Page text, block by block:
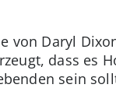
von Daryl
dass es
sein